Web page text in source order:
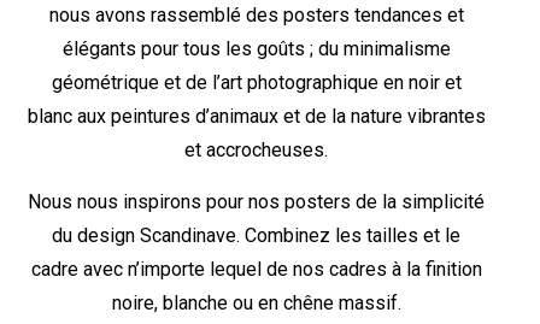
nous avons rassemblé des posters tendances et
élégants pour tous les goûts ; du minimalisme
géométrique et de l’art photographique en noir et
blanc aux peintures d’animaux et de la nature vibrantes
et accrocheuses.
Nous nous inspirons pour nos posters de la simplicité
du design Scandinave. Combinez les tailles et le
cadre avec n’importe lequel de nos cadres à la finition
noire, blanche ou en chêne massif.